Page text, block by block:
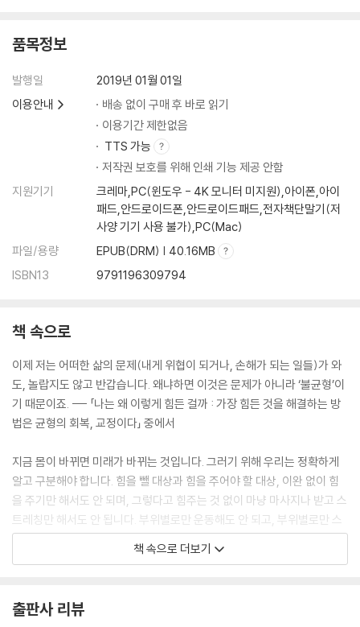
lesson 8, 등장성 운동 프로세스
더 잘 살기 위해, 더 나은 인생을 위해
4장 다섯 손가락에 담는 인생교정의 기술
: 인생의 균형마저 교정하라.
첫 번째 손가락
: 항상 인식 - 늘 깨어있으라
: 삶의 스트레칭 ? 자기반성
세 번째 손가락
: 삶의 코어운동 ? 모든 것에 감사
: 인생 교정의 완성 ?네 가지 모습의 사랑
5장 모든 교정의 완성, 仁義禮智 complete
2complete 의(義) : 내가 싫어하는 일은 남에게 하지 말라
3complete 인(仁) : 역지사지(易地思之), 상대의 입장을 고려하라
4complete 예(禮) : 내가 받아서 좋은 것을 남에게 베풀어라
에필로그_ 결국 당신은 성공할 수 밖에 없다
품목정보
발행일
2019년 01월 01일
이용안내
배송 없이 구매 후 바로 읽기
이용기간 제한없음
TTS 가능
저작권 보호를 위해 인쇄 기능 제공 안함
지원기기
크레마,PC(윈도우 - 4K 모니터 미지원),아이폰,아이
패드,안드로이드폰,안드로이드패드,전자책단말기(저
사양 기기 사용 불가),PC(Mac)
파일/용량
EPUB(DRM) | 40.16MB
ISBN13
9791196309794
책 속으로
이제 저는 어떠한 삶의 문제(내게 위협이 되거나, 손해가 되는 일들)가 와
도, 놀랍지도 않고 반갑습니다. 왜냐하면 이것은 문제가 아니라 ‘불균형’이
기 때문이죠. --- 「나는 왜 이렇게 힘든 걸까 : 가장 힘든 것을 해결하는 방
법은 균형의 회복, 교정이다」 중에서
지금 몸이 바뀌면 미래가 바뀌는 것입니다. 그러기 위해 우리는 정확하게
알고 구분해야 합니다. 힘을 뺄 대상과 힘을 주어야 할 대상, 이완 없이 힘
을 주기만 해서도 안 되며, 그렇다고 힘주는 것 없이 마냥 마사지나 받고 스
트레칭만 해서도 안 됩니다. 부위별로만 운동해도 안 되고, 부위별로만 스
트레칭을 해서도 안 됩니다. 모든 근육을 이완하고, 중심을 잡아 주는 척추
를 세워야 합니다. 척추는 몸의 중심으로서 몸에 중심이 세워지면, 마음의
중심이 없는 마음은 생각과 감정에 휩쓸리며 괴롭게 되고 또 행복과 평화,
책 속으로 더보기
출판사 리뷰